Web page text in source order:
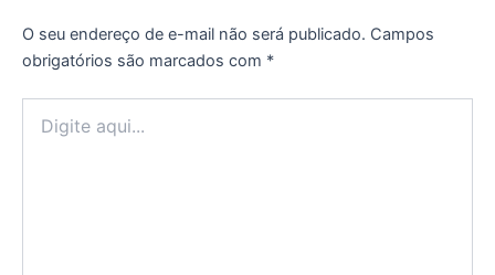
O seu endereço de e-mail não será publicado. Campos
obrigatórios são marcados com *
aqui...